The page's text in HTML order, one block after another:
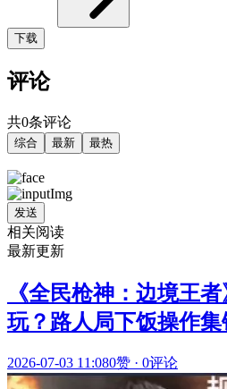
下载
评论
共0条评论
综合 最新 最热
发送
相关阅读
最新更新
《全民枪神：边境王
玩？路人局下饭操作
2026-07-03 11:080赞 · 0评论